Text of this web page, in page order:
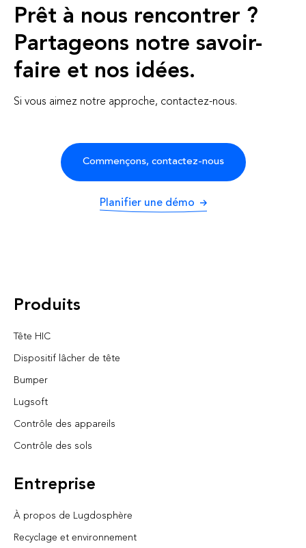
Prêt à nous rencontrer ?
Partageons notre savoir-
faire et nos idées.
Si vous aimez notre approche, contactez-nous.
Commençons, contactez-nous
Planifier une démo
Produits
Tête HIC
Dispositif lâcher de tête
Bumper
Lugsoft
Contrôle des appareils
Contrôle des sols
Entreprise
À propos de Lugdosphère
Recyclage et environnement